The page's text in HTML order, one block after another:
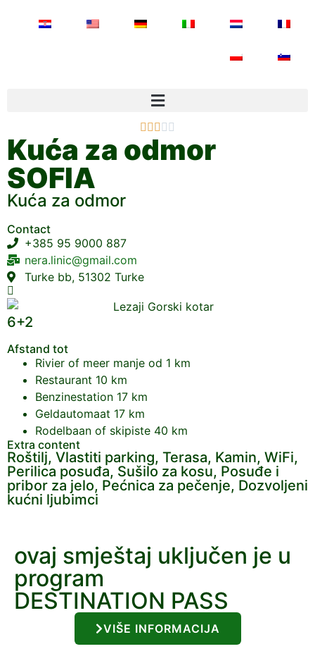
    
Kuća za odmor
SOFIA
Kuća za odmor
Contact
+385 95 9000 887
nera.linic@gmail.com
Turke bb, 51302 Turke
6+2
Afstand tot
Rivier of meer manje od 1 km
Restaurant 10 km
Benzinestation 17 km
Geldautomaat 17 km
Rodelbaan of skipiste 40 km
Extra content
Roštilj, Vlastiti parking, Terasa, Kamin, WiFi,
Perilica posuđa, Sušilo za kosu, Posuđe i
pribor za jelo, Pećnica za pečenje, Dozvoljeni
kućni ljubimci
ovaj smještaj uključen je u
program
DESTINATION PASS
VIŠE INFORMACIJA